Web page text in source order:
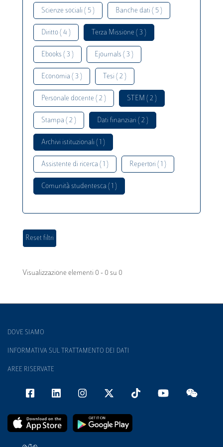
Scienze sociali ( 5 ) Banche dati ( 5 )
Diritto ( 4 ) Terza Missione ( 3 )
Ebooks ( 3 ) Ejournals ( 3 )
Economia ( 3 ) Tesi ( 2 )
Personale docente ( 2 ) STEM ( 2 )
Stampa ( 2 ) Dati finanziari ( 2 )
Archivi istituzionali ( 1 )
Assistente di ricerca ( 1 ) Repertori ( 1 )
Comunità studentesca ( 1 )
Visualizzazione elementi 0 - 0 su 0
DOVE SIAMO
INFORMATIVA SUL TRATTAMENTO DEI DATI
AREE RISERVATE